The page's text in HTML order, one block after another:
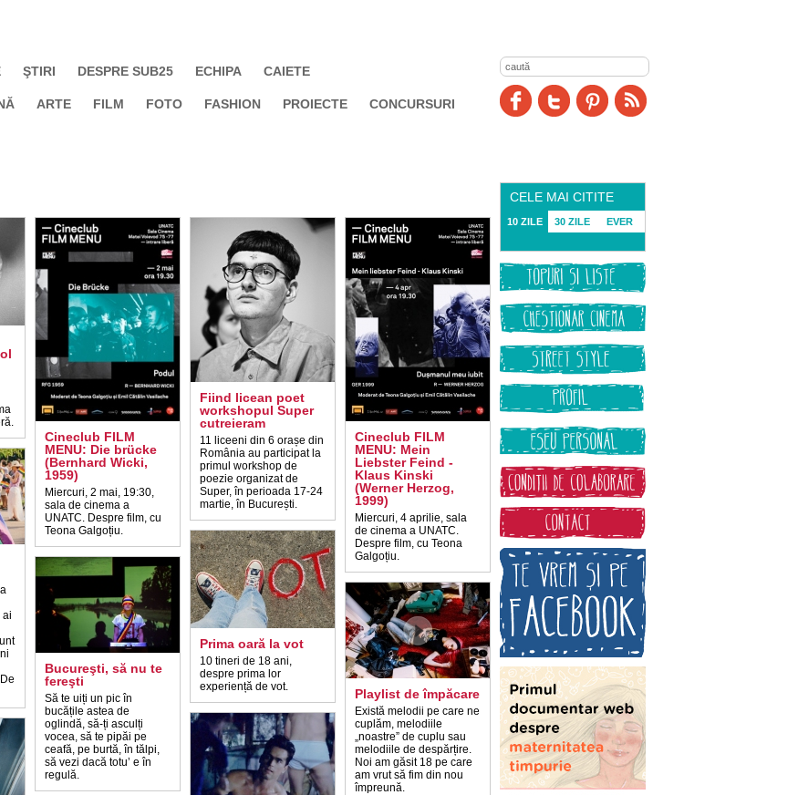
ŞTIRI DESPRE SUB25 ECHIPA CAIETE
ARTE FILM FOTO FASHION PROIECTE CONCURSURI
ai
Cineclub FILM
MENU: Die brücke
(Bernhard Wicki,
1959)
Miercuri, 2 mai, 19:30,
sala de cinema a
UNATC. Despre film, cu
Teona Galgoțiu.
Bucureşti, să nu te
fereşti
Să te uiți un pic în
bucățile astea de
oglindă, să-ți asculți
vocea, să te pipăi pe
ceafă, pe burtă, în tălpi,
să vezi dacă totu’ e în
regulă.
Fiind licean poet
workshopul Super
cutreieram
11 liceeni din 6 orașe din
România au participat la
primul workshop de
poezie organizat de
Super, în perioada 17-24
martie, în București.
Prima oară la vot
10 tineri de 18 ani,
despre prima lor
experiență de vot.
Cineclub FILM
MENU: Mein
Liebster Feind -
Klaus Kinski
(Werner Herzog,
1999)
Miercuri, 4 aprilie, sala
de cinema a UNATC.
Despre film, cu Teona
Galgoțiu.
Playlist de împăcare
Există melodii pe care ne
cuplăm, melodiile
„noastre” de cuplu sau
melodiile de despărțire.
Noi am găsit 18 pe care
am vrut să fim din nou
împreună.
CELE MAI CITITE
10 ZILE 30 ZILE EVER